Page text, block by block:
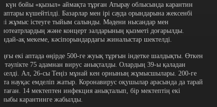
күн бойы «қызыл» аймақта тұрған Атырау облысында карантин
күшейтілді. Базарлар мен ірі сауда орындарына жексенбі
жұмыс істеуге тыйым салынды. Мәдени нысандар мен
және концерт залдарының қызметі доғарылды.
ақ мекеме, кәсіпорындардағы жиналыстар шектелді.
екі аптада өңірде 500-ге жуық тұрғын індетке шалдықты. Өткен
тәулікте 75 адамнан вирус анықталды. Олардың 39-ы қаладан
Ал, 26-сы Теңіз мұнай кен орнының жұмысшылары. 200-ге
науқас емделіп жатыр. Коронавирус оқушылар арасында да тарай
14 мектептен инфекция анықталып, бір мектептің екі
карантинге жабылды.